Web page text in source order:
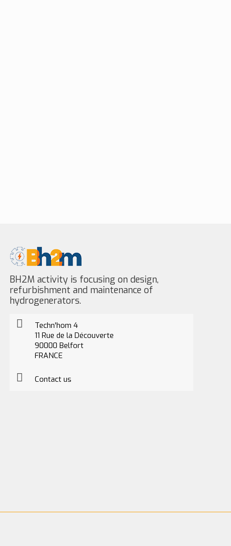
BH2M activity is focusing on design,
refurbishment and maintenance of
hydrogenerators.
Techn'hom 4
11 Rue de la Découverte
90000 Belfort
FRANCE
Contact us